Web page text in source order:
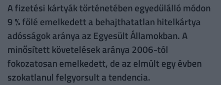
A fizetési kártyák történetében egyedülálló módon
9 % fölé emelkedett a behajthatatlan hitelkártya
adósságok aránya az Egyesült Államokban. A
minősített követelések aránya 2006-tól
fokozatosan emelkedett, de az elmúlt egy évben
szokatlanul felgyorsult a tendencia.